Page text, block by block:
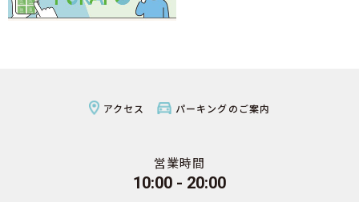
アクセス パーキングのご案内
営業時間
10:00 - 20:00